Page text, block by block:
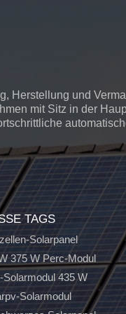
Herstellung und
mit Sitz in der
TAGS
Solarpanel
375 W Perc-Modul
Solarmodul 435 W
Solarmodul